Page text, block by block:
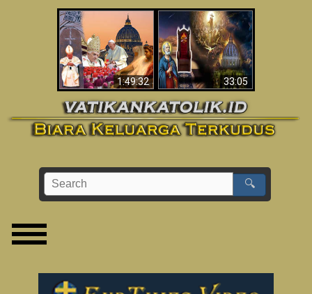
1:49:32
Wahyu di Vatikan
Sekarang
33:05
Apakah Alkitab
Memprediksikan 70
Tahun Tanpa
Seorang Paus?
🔍